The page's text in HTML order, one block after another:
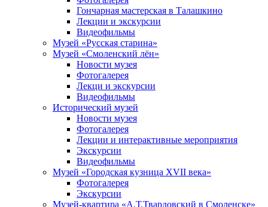
Гончарная мастерская в Талашкино
Лекции и экскурсии
Видеофильмы
Музей «Русская старина»
Музей «Смоленский лён»
Новости музея
Фотогалерея
Лекци и экскурсии
Видеофильмы
Исторический музей
Новости музея
Фотогалерея
Лекции и интерактивные мероприятия
Экскурсии
Видеофильмы
Музей «Городская кузница XVII века»
Фотогалерея
Экскурсии
Музей-квартира «А.Т.Твардовский в Смоленске»